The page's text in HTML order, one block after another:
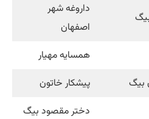
داروغه شهر
اصفهان
همسایه مهیار
بیگ
پیشکار خاتون
دختر مقصود بیگ